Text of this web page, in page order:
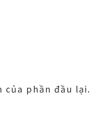
của phần đầu lại.